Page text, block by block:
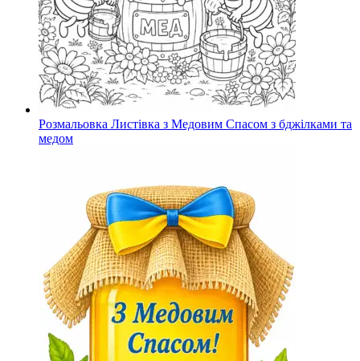
Розмальовка Листівка з Медовим Спасом з бджілками та
медом